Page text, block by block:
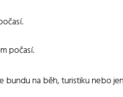
počasí.
bundu na běh, turistiku nebo